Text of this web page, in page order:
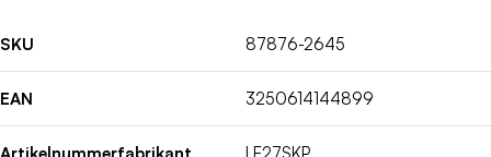
SKU 87876-2645
EAN 3250614144899